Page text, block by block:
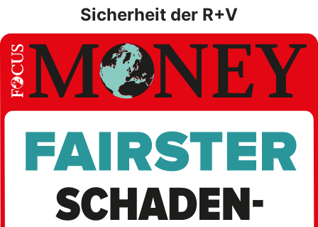
Sicherheit der R+V